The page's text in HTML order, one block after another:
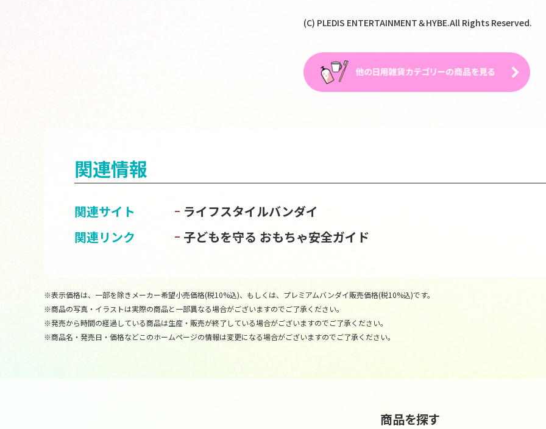
(C) PLEDIS ENTERTAINMENT＆HYBE.All Rights Reserved.
関連情報
関連サイト
ライフスタイルバンダイ
関連リンク
子どもを守る おもちゃ安全ガイド
※表示価格は、一部を除きメーカー希望小売価格(税10%込)、もしくは、プレミアムバンダイ販売価格(税10%込)です。
※商品の写真・イラストは実際の商品と一部異なる場合がございますのでご了承ください。
※発売から時間の経過している商品は生産・販売が終了している場合がございますのでご了承ください。
※商品名・発売日・価格などこのホームページの情報は変更になる場合がございますのでご了承ください。
商品を探す